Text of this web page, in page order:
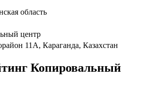
область
центр
11А, Караганда, Казахстан
Копировальный